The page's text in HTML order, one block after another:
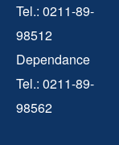
Tel.: 0211-89-
98512
Dependance
Tel.: 0211-89-
98562